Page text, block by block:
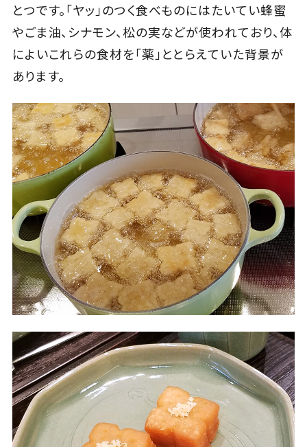
とつです。「ヤッ」のつく食べものにはたいてい蜂蜜
やごま油、シナモン、松の実などが使われており、体
によいこれらの食材を「薬」ととらえていた背景が
あります。